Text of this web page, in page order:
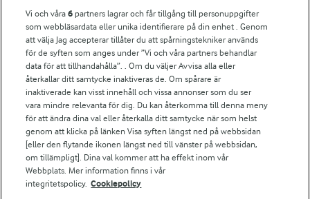
För ägare
Arlas kundportal
Arla.com
Falbygdens Ost
Arla webbshop
Bildbank
Följ oss
Vi och våra6 partners lagrar och får tillgång till personuppgifter
som webbläsardata eller unika identifierare på din enhet . Genom
att välja Jag accepterar tillåter du att spårningstekniker används
för de syften som anges under ”Vi och våra partners behandlar
data för att tillhandahålla”. . Om du väljer Avvisa alla eller
återkallar ditt samtycke inaktiveras de. Om spårare är
inaktiverade kan visst innehåll och vissa annonser som du ser
vara mindre relevanta för dig. Du kan återkomma till denna meny
för att ändra dina val eller återkalla ditt samtycke när som helst
genom att klicka på länken Visa syften längst ned på webbsidan
[eller den flytande ikonen längst ned till vänster på webbsidan,
om tillämpligt]. Dina val kommer att ha effekt inom vår
Webbplats. Mer information finns i vår
integritetspolicy. Cookiepolicy